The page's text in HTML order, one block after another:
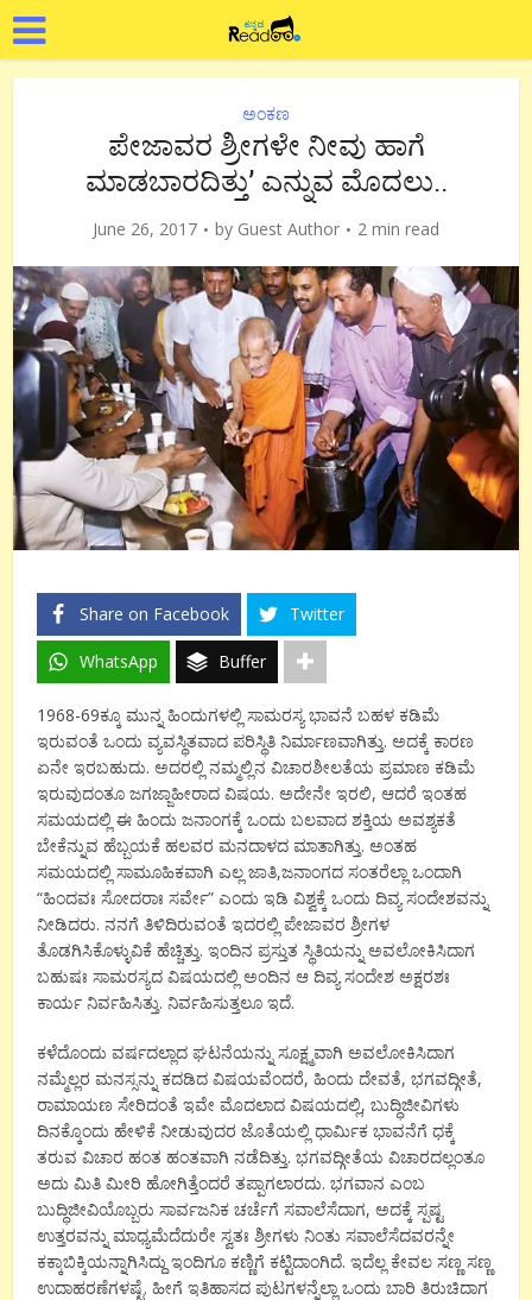
ಅಂಕಣ
ಪೇಜಾವರ ಶ್ರೀಗಳೇ ನೀವು ಹಾಗೆ
ಮಾಡಬಾರದಿತ್ತು’ ಎನ್ನುವ ಮೊದಲು..
June 26, 2017 by Guest Author 2 min read
Share on Facebook Twitter
WhatsApp Buffer
1968-69ಕ್ಕೂ ಮುನ್ನ ಹಿಂದುಗಳಲ್ಲಿ ಸಾಮರಸ್ಯ ಭಾವನೆ ಬಹಳ ಕಡಿಮೆ
ಇರುವಂತೆ ಒಂದು ವ್ಯವಸ್ಥಿತವಾದ ಪರಿಸ್ಥಿತಿ ನಿರ್ಮಾಣವಾಗಿತ್ತು. ಅದಕ್ಕೆ ಕಾರಣ
ಏನೇ ಇರಬಹುದು. ಅದರಲ್ಲಿ ನಮ್ಮಲ್ಲಿನ ವಿಚಾರಶೀಲತೆಯ ಪ್ರಮಾಣ ಕಡಿಮೆ
ಇರುವುದಂತೂ ಜಗಜ್ಜಾಹೀರಾದ ವಿಷಯ. ಅದೇನೇ ಇರಲಿ, ಆದರೆ ಇಂತಹ
ಸಮಯದಲ್ಲಿ ಈ ಹಿಂದು ಜನಾಂಗಕ್ಕೆ ಒಂದು ಬಲವಾದ ಶಕ್ತಿಯ ಅವಶ್ಯಕತೆ
ಬೇಕೆನ್ನುವ ಹೆಬ್ಬಯಕೆ ಹಲವರ ಮನದಾಳದ ಮಾತಾಗಿತ್ತು. ಅಂತಹ
ಸಮಯದಲ್ಲಿ ಸಾಮೂಹಿಕವಾಗಿ ಎಲ್ಲ ಜಾತಿ,ಜನಾಂಗದ ಸಂತರೆಲ್ಲಾ ಒಂದಾಗಿ
“ಹಿಂದವಃ ಸೋದರಾಃ ಸರ್ವೇ” ಎಂದು ಇಡಿ ವಿಶ್ವಕ್ಕೆ ಒಂದು ದಿವ್ಯ ಸಂದೇಶವನ್ನು
ನೀಡಿದರು. ನನಗೆ ತಿಳಿದಿರುವಂತೆ ಇದರಲ್ಲಿ ಪೇಜಾವರ ಶ್ರೀಗಳ
ತೊಡಗಿಸಿಕೊಳ್ಳುವಿಕೆ ಹೆಚ್ಚಿತ್ತು. ಇಂದಿನ ಪ್ರಸ್ತುತ ಸ್ಥಿತಿಯನ್ನು ಅವಲೋಕಿಸಿದಾಗ
ಬಹುಷಃ ಸಾಮರಸ್ಯದ ವಿಷಯದಲ್ಲಿ ಅಂದಿನ ಆ ದಿವ್ಯ ಸಂದೇಶ ಅಕ್ಷರಶಃ
ಕಾರ್ಯ ನಿರ್ವಹಿಸಿತ್ತು. ನಿರ್ವಹಿಸುತ್ತಲೂ ಇದೆ.
ಕಳೆದೊಂದು ವರ್ಷದಲ್ಲಾದ ಘಟನೆಯನ್ನು ಸೂಕ್ಷ್ಮವಾಗಿ ಅವಲೋಕಿಸಿದಾಗ
ನಮ್ಮೆಲ್ಲರ ಮನಸ್ಸನ್ನು ಕದಡಿದ ವಿಷಯವೆಂದರೆ, ಹಿಂದು ದೇವತೆ, ಭಗವದ್ಗೀತೆ,
ರಾಮಾಯಣ ಸೇರಿದಂತೆ ಇವೇ ಮೊದಲಾದ ವಿಷಯದಲ್ಲಿ, ಬುದ್ಧಿಜೀವಿಗಳು
ದಿನಕ್ಕೊಂದು ಹೇಳಿಕೆ ನೀಡುವುದರ ಜೊತೆಯಲ್ಲಿ ಧಾರ್ಮಿಕ ಭಾವನೆಗೆ ಧಕ್ಕೆ
ತರುವ ವಿಚಾರ ಹಂತ ಹಂತವಾಗಿ ನಡೆದಿತ್ತು. ಭಗವದ್ಗೀತೆಯ ವಿಚಾರದಲ್ಲಂತೂ
ಅದು ಮಿತಿ ಮೀರಿ ಹೋಗಿತ್ತೆಂದರೆ ತಪ್ಪಾಗಲಾರದು. ಭಗವಾನ ಎಂಬ
ಬುದ್ಧಿಜೀವಿಯೊಬ್ಬರು ಸಾರ್ವಜನಿಕ ಚರ್ಚೆಗೆ ಸವಾಲೆಸೆದಾಗ, ಅದಕ್ಕೆ ಸ್ಪಷ್ಟ
ಉತ್ತರವನ್ನು ಮಾಧ್ಯಮೆದೆದುರೇ ಸ್ವತಃ ಶ್ರೀಗಳು ನಿಂತು ಸವಾಲೆಸೆದವರನ್ನೇ
ಕಕ್ಕಾಬಿಕ್ಕಿಯನ್ನಾಗಿಸಿದ್ದು ಇಂದಿಗೂ ಕಣ್ಣಿಗೆ ಕಟ್ಟಿದಾಂಗಿದೆ. ಇದೆಲ್ಲ ಕೇವಲ ಸಣ್ಣ ಸಣ್ಣ
ಉದಾಹರಣೆಗಳಷ್ಟೆ. ಹೀಗೆ ಇತಿಹಾಸದ ಪುಟಗಳನ್ನೆಲ್ಲಾ ಒಂದು ಬಾರಿ ತಿರುಚಿದಾಗ